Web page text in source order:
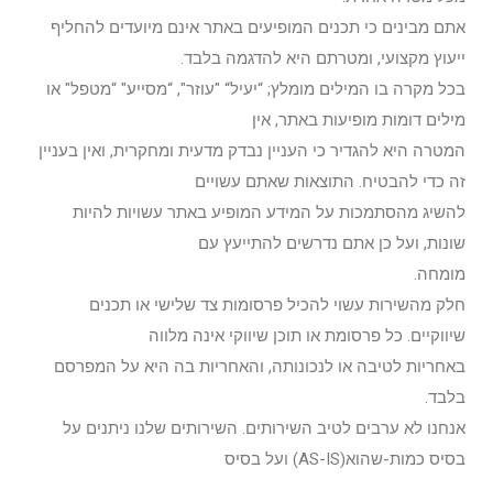
אתם מבינים כי תכנים המופיעים באתר אינם מיועדים להחליף
ייעוץ מקצועי, ומטרתם היא להדגמה בלבד.
בכל מקרה בו המילים מומלץ; “יעיל“ "עוזר", “מסייע" “מטפל" או
מילים דומות מופיעות באתר, אין
המטרה היא להגדיר כי העניין נבדק מדעית ומחקרית, ואין בעניין
זה כדי להבטיח. התוצאות שאתם עשויים
להשיג מהסתמכות על המידע המופיע באתר עשויות להיות
שונות, ועל כן אתם נדרשים להתייעץ עם
מומחה.
חלק מהשירות עשוי להכיל פרסומות צד שלישי או תכנים
שיווקיים. כל פרסומת או תוכן שיווקי אינה מלווה
באחריות לטיבה או לנכונותה, והאחריות בה היא על המפרסם
בלבד.
אנחנו לא ערבים לטיב השירותים. השירותים שלנו ניתנים על
בסיס כמות-שהוא(AS-IS) ועל בסיס